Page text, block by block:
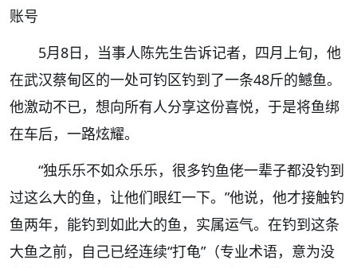
账号
5月8日，当事人陈先生告诉记者，四月上旬，他
在武汉蔡甸区的一处可钓区钓到了一条48斤的鳡鱼。
他激动不已，想向所有人分享这份喜悦，于是将鱼绑
在车后，一路炫耀。
“独乐乐不如众乐乐，很多钓鱼佬一辈子都没钓到
过这么大的鱼，让他们眼红一下。”他说，他才接触钓
鱼两年，能钓到如此大的鱼，实属运气。在钓到这条
大鱼之前，自己已经连续“打龟”（专业术语，意为没